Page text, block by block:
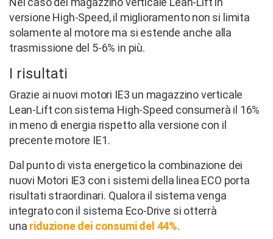
versione High-Speed, il miglioramento non si limita
solamente al motore ma si estende anche alla
trasmissione del 5-6% in più.
I risultati
Grazie ai nuovi motori IE3 un magazzino verticale
Lean-Lift con sistema High-Speed consumerà il 16%
in meno di energia rispetto alla versione con il
precente motore IE1.
Dal punto di vista energetico la combinazione dei
nuovi Motori IE3 con i sistemi della linea ECO porta
risultati straordinari. Qualora il sistema venga
integrato con il sistema Eco-Drive si otterrà
una riduzione dei consumi del 44%.